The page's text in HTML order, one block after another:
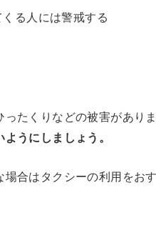
る人には警戒する
ったくりなどの被害があり
うにしましょう。
合はタクシーの利用をお